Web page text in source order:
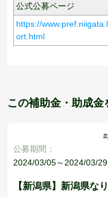
公式公募ページ
https://
ort.html
この補助金・助成
公募期間：
2024/03/05～2024/03/29
【新潟県】新潟県な